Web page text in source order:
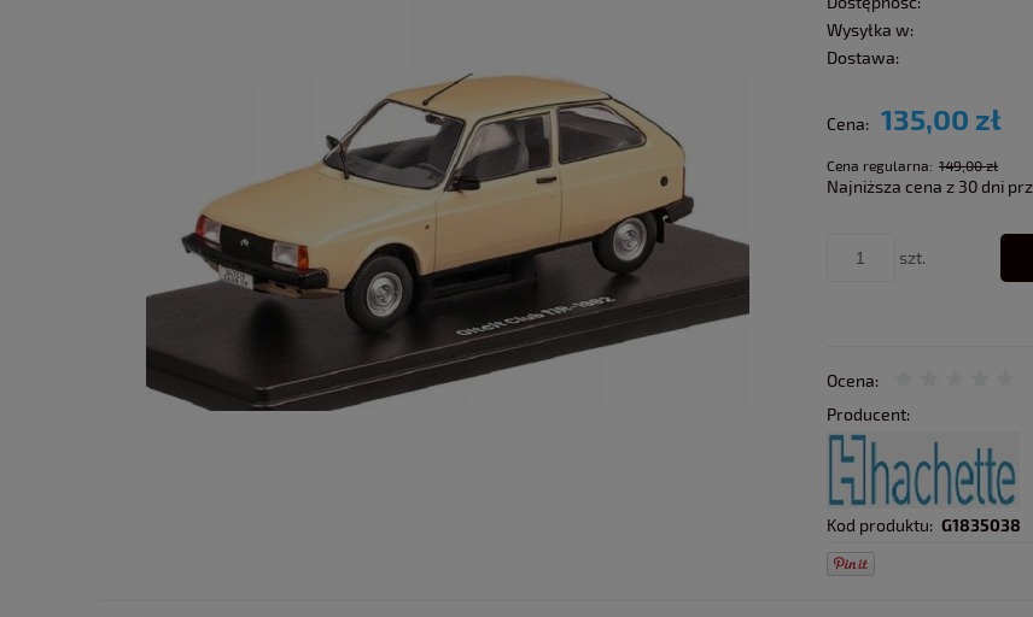
Wysyłka w:
Dostawa:
Cena: 135,00 zł
Cena regularna: 149,00 zł
Najniższa cena z 30 dni
szt.
Ocena:
Producent:
Kod produktu: G1835038